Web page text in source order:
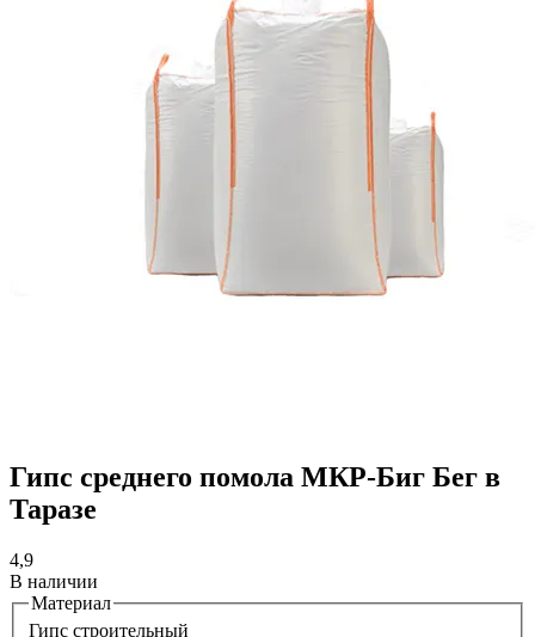
Гипс среднего помола МКР-Биг Бег в
Таразе
4,9
В наличии
Материал
Гипс строительный